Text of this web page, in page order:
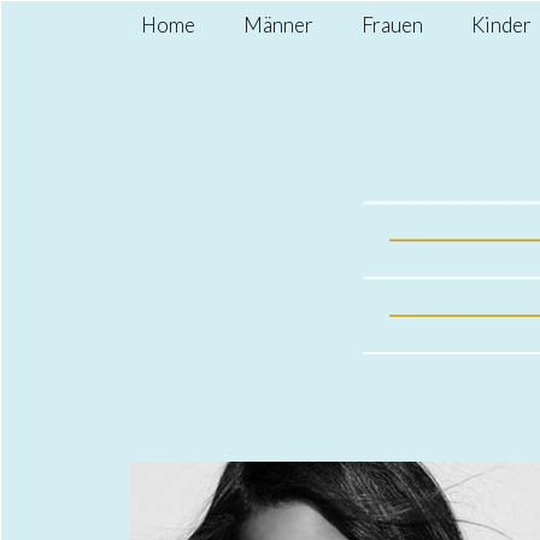
Home Männer Frauen Kinder